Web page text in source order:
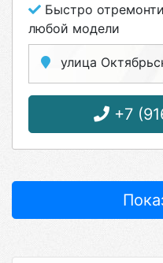
Быстро
любой модели
улица
+7